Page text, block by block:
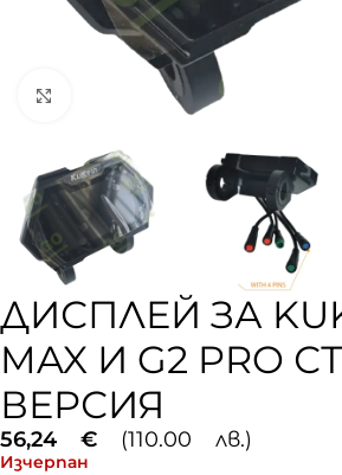
ДИСПЛЕЙ ЗА
MAX И G2 PRO
ВЕРСИЯ
56,24 € (110.00 лв.)
Изчерпан